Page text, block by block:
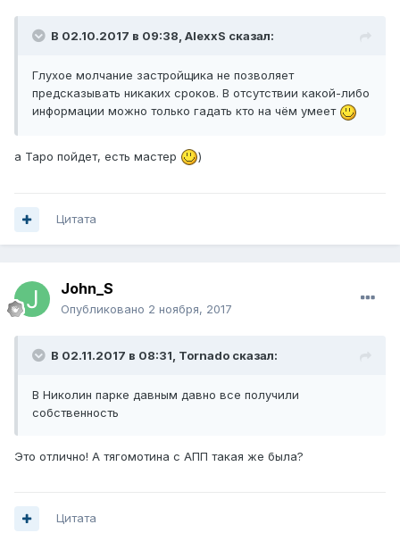
В 02.10.2017 в 09:38, AlexxS сказал:
Глухое молчание застройщика не позволяет
предсказывать никаких сроков. В отсутствии какой-либо
информации можно только гадать кто на чём умеет
а Таро пойдет, есть мастер )
Цитата
John_S
Опубликовано 2 ноября, 2017
В 02.11.2017 в 08:31, Tornado сказал:
В Николин парке давным давно все получили
собственность
Это отлично! А тягомотина с АПП такая же была?
Цитата